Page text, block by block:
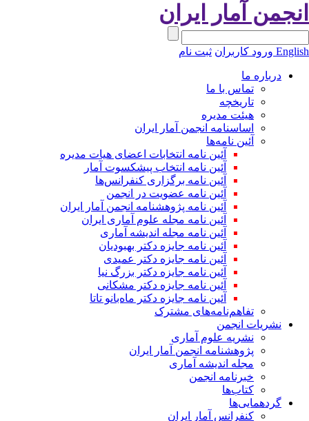
آمار ایران
ورود کاربران ثبت نام
درباره ما
تماس با ما
تاریخچه
هیئت مدیره
اساسنامه انجمن آمار ایران
آئین نامه‌ها
آئین نامه انتخابات اعضای هیات مدیره
آئین نامه انتخاب پیشکسوت آمار
آئین نامه برگزاری کنفرانس‌ها
آئین نامه عضویت در انجمن
آئین نامه پژوهشنامه انجمن آمار ایران
آئین نامه مجله علوم آماری ایران
آئین نامه مجله اندیشه آماری
آئین‌ نامه جایزه دکتر بهبودیان
آئین نامه جایزه دکتر عمیدی
آئین نامه جایزه دکتر بزرگ نیا
آئین نامه جایزه دکتر مشکانی
آئین نامه جایزه دکتر ماه‌بانو تاتا
تفاهم‌نامه‌های مشترک
نشریات انجمن
نشریه علوم آماری
پژوهشنامه انجمن آمار ایران
مجله اندیشه آماری
خبرنامه انجمن
کتاب‌ها
گردهمایی‌ها
کنفرانس آمار ایران